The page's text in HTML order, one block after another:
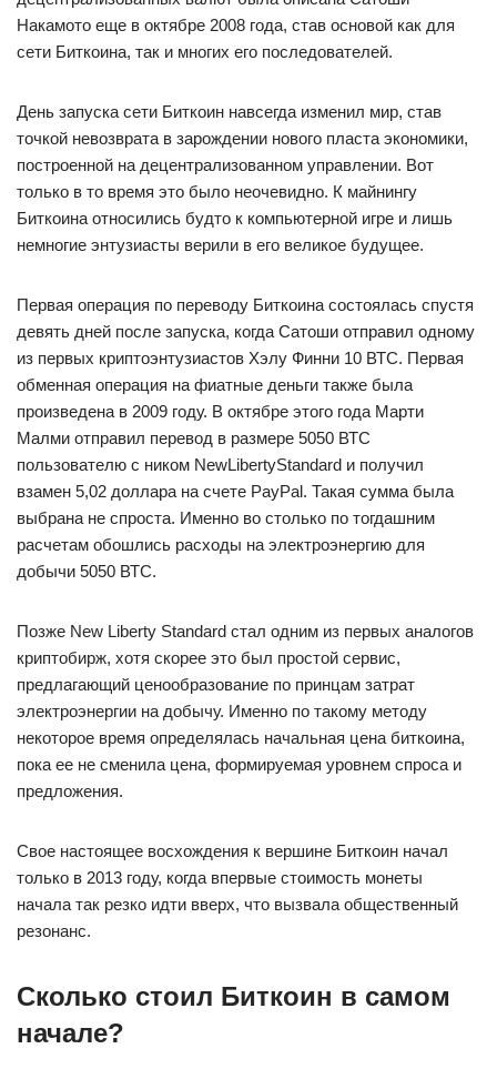
Накамото еще в октябре 2008 года, став основой как для
сети Биткоина, так и многих его последователей.
День запуска сети Биткоин навсегда изменил мир, став
точкой невозврата в зарождении нового пласта экономики,
построенной на децентрализованном управлении. Вот
только в то время это было неочевидно. К майнингу
Биткоина относились будто к компьютерной игре и лишь
немногие энтузиасты верили в его великое будущее.
Первая операция по переводу Биткоина состоялась спустя
девять дней после запуска, когда Сатоши отправил одному
из первых криптоэнтузиастов Хэлу Финни 10 ВТС. Первая
обменная операция на фиатные деньги также была
произведена в 2009 году. В октябре этого года Марти
Малми отправил перевод в размере 5050 ВТС
пользователю с ником NewLibertyStandard и получил
взамен 5,02 доллара на счете PayPal. Такая сумма была
выбрана не спроста. Именно во столько по тогдашним
расчетам обошлись расходы на электроэнергию для
добычи 5050 ВТС.
Позже New Liberty Standard стал одним из первых аналогов
криптобирж, хотя скорее это был простой сервис,
предлагающий ценообразование по принцам затрат
электроэнергии на добычу. Именно по такому методу
некоторое время определялась начальная цена биткоина,
пока ее не сменила цена, формируемая уровнем спроса и
предложения.
Свое настоящее восхождения к вершине Биткоин начал
только в 2013 году, когда впервые стоимость монеты
начала так резко идти вверх, что вызвала общественный
резонанс.
Сколько стоил Биткоин в самом
начале?